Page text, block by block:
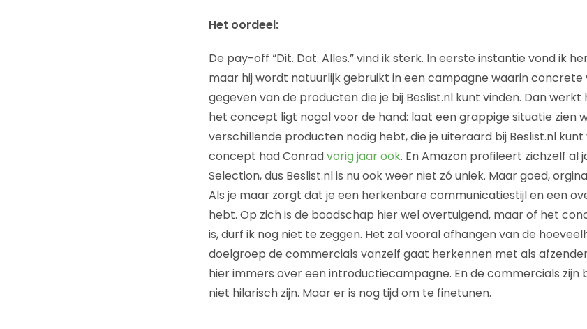
Het oordeel:
De pay-off “Dit. Dat. Alles.” vind ik sterk. In eerste instantie vond ik
maar hij wordt natuurlijk gebruikt in een campagne waarin
gegeven van de producten die je bij Beslist.nl kunt vinden. Dan
het concept ligt nogal voor de hand: laat een grappige situatie zien
verschillende producten nodig hebt, die je uiteraard bij Beslist.nl kunt
concept had Conradvorig jaar ook. En Amazon profileert zichzelf al
Selection, dus Beslist.nl is nu ook weer niet zó uniek. Maar goed,
Als je maar zorgt dat je een herkenbare communicatiestijl en een
hebt. Op zich is de boodschap hier wel overtuigend, maar of het
is, durf ik nog niet te zeggen. Het zal vooral afhangen van de
doelgroep de commercials vanzelf gaat herkennen met als
hier immers over een introductiecampagne. En de commercials zijn
niet hilarisch zijn. Maar er is nog tijd om te finetunen.